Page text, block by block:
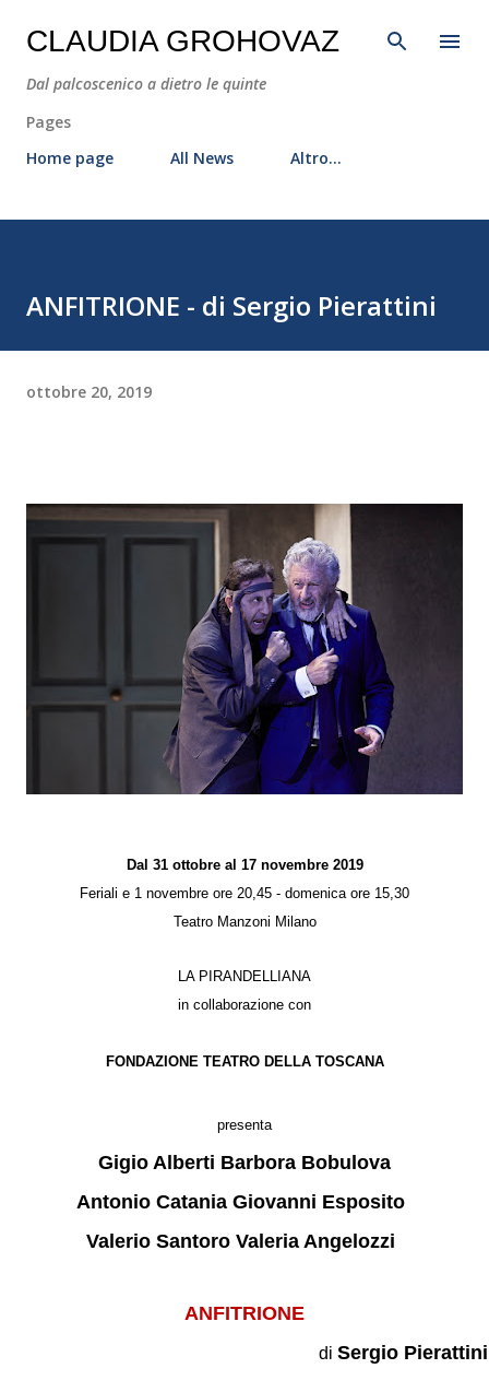
Passa ai contenuti principali
CLAUDIA GROHOVAZ
Dal palcoscenico a dietro le quinte
Pages
Home page
All News Altro…
ANFITRIONE - di Sergio Pierattini
ottobre 20, 2019
Dal 31 ottobre al 17 novembre 2019
Feriali e 1 novembre ore 20,45 - domenica ore 15,30
Teatro Manzoni Milano
LA PIRANDELLIANA
in collaborazione con
FONDAZIONE TEATRO DELLA TOSCANA
presenta
Gigio Alberti Barbora Bobulova
Antonio Catania Giovanni Esposito
Valerio Santoro Valeria Angelozzi
ANFITRIONE
di Sergio Pierattini